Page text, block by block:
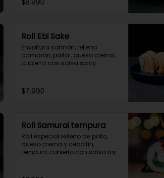
$8.990
Roll Ebi Sake
Envoltura salmón, relleno
camarón, palta , queso crema,
cubierto con salsa spicy
$7.990
Roll Samurai tempura
Roll especial relleno de pollo,
queso crema y cebollín,
tempura cubierto con salsa tare